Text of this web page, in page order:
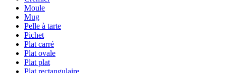
Moule
Mug
Pelle à tarte
Pichet
Plat carré
Plat ovale
Plat plat
Plat rectangulaire